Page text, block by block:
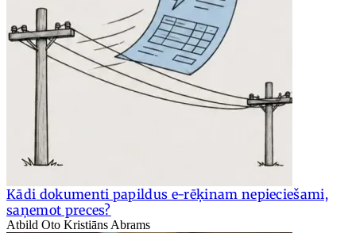
Kādi dokumenti papildus e-rēķinam nepieciešami,
saņemot preces?
Atbild Oto Kristiāns Abrams